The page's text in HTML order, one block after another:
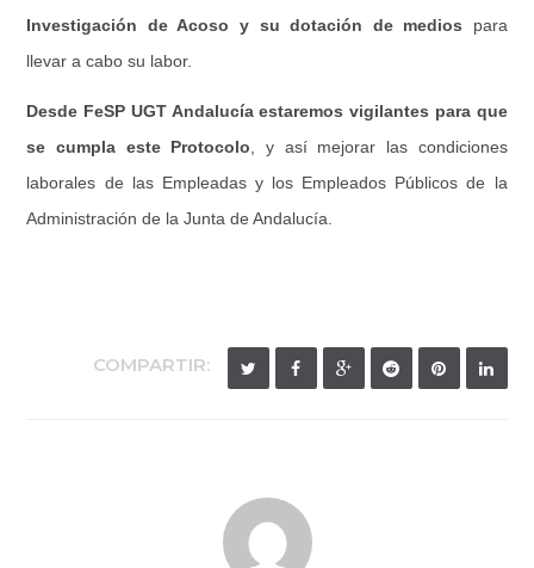
Investigación de Acoso y su dotación de medios para
llevar a cabo su labor.
Desde FeSP UGT Andalucía estaremos vigilantes para que
se cumpla este Protocolo , y así mejorar las condiciones
laborales de las Empleadas y los Empleados Públicos de la
Administración de la Junta de Andalucía.
COMPARTIR: